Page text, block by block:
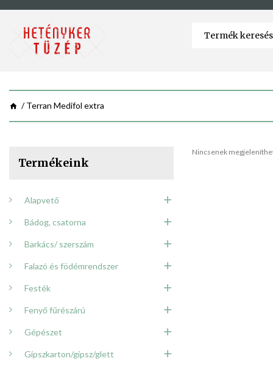
Terran Medifol extra
Termékeink
Alapvető
Bádog, csatorna
Barkács/ szerszám
Falazó és födémrendszer
Festék
Fenyő fűrészárú
Gépészet
Gipszkarton/gipsz/glett
Nincsenek